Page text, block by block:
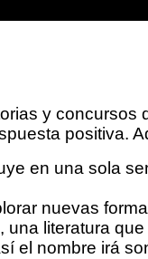
y
positiva.
en una sola
nuevas
literatura
el nombre irá